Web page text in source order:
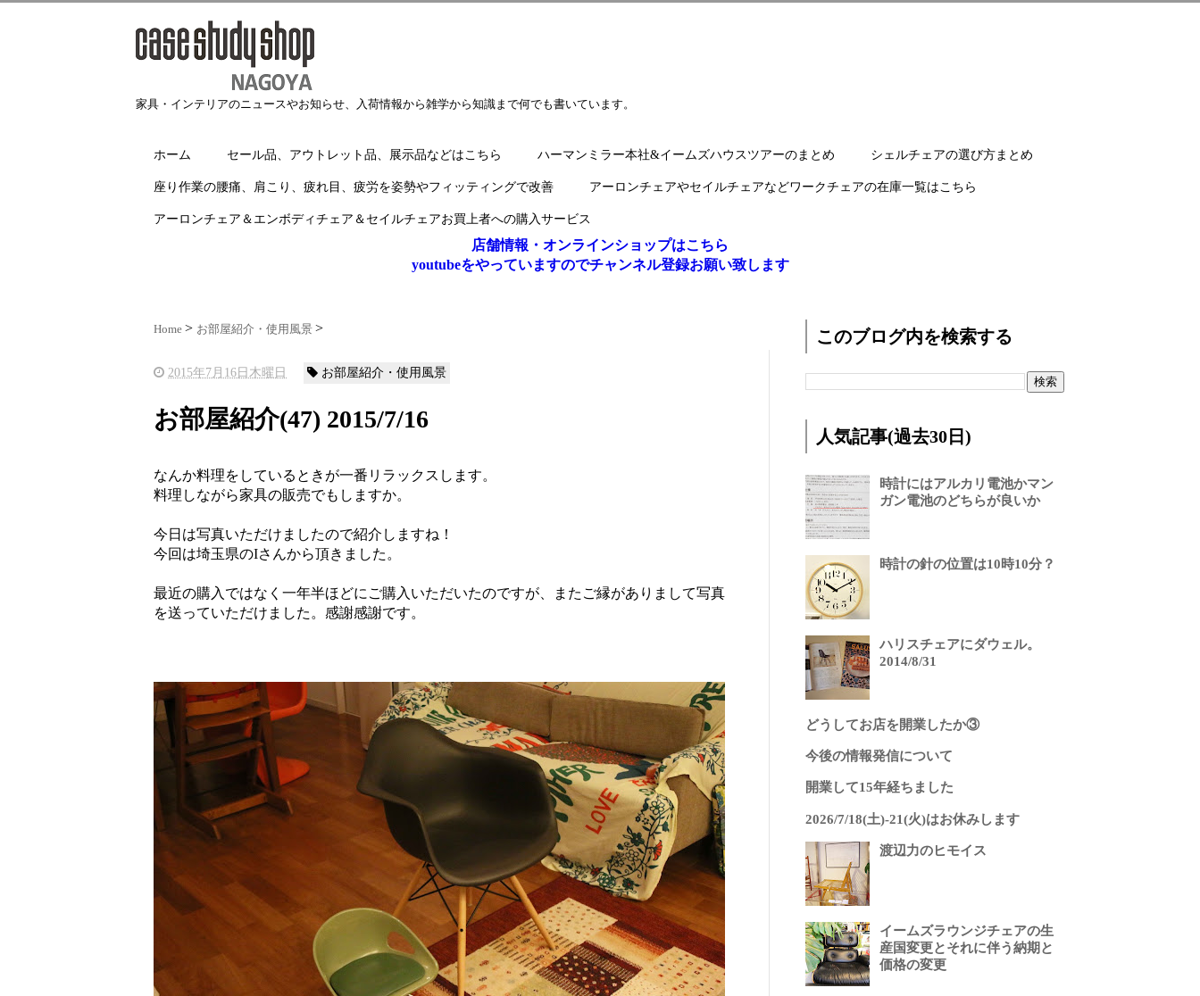
家具・インテリアのニュースやお知らせ、入荷情報から雑学から知識まで何でも書いています。
ホーム セール品、アウトレット品、展示品などはこちら ハーマンミラー本社&イームズハウスツアーのまとめ シェルチェアの選び方まとめ
座り作業の腰痛、肩こり、疲れ目、疲労を姿勢やフィッティングで改善 アーロンチェアやセイルチェアなどワークチェアの在庫一覧はこちら
アーロンチェア＆エンボディチェア＆セイルチェアお買上者への購入サービス
店舗情報・オンラインショップはこちら
youtubeをやっていますのでチャンネル登録お願い致します
Home お部屋紹介・使用風景
2015年7月16日木曜日 お部屋紹介・使用風景
お部屋紹介(47) 2015/7/16
なんか料理をしているときが一番リラックスします。
料理しながら家具の販売でもしますか。
今日は写真いただけましたので紹介しますね！
今回は埼玉県のIさんから頂きました。
最近の購入ではなく一年半ほどにご購入いただいたのですが、またご縁がありまして写真
を送っていただけました。感謝感謝です。
このブログ内を検索する
人気記事(過去30日)
時計にはアルカリ電池かマン
ガン電池のどちらが良いか
時計の針の位置は10時10分？
ハリスチェアにダウェル。
2014/8/31
どうしてお店を開業したか③
今後の情報発信について
開業して15年経ちました
2026/7/18(土)-21(火)はお休みします
渡辺力のヒモイス
イームズラウンジチェアの生
産国変更とそれに伴う納期と
価格の変更